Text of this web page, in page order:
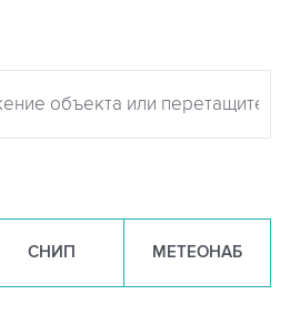
СНИП МЕТЕОНАБ